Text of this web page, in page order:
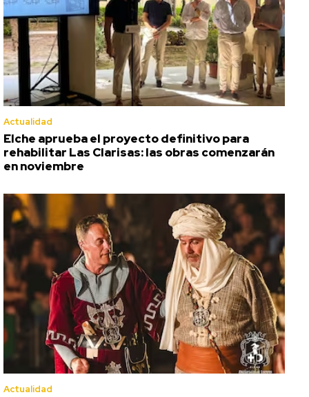
Actualidad
Elche aprueba el proyecto definitivo para
rehabilitar Las Clarisas: las obras comenzarán
en noviembre
Actualidad